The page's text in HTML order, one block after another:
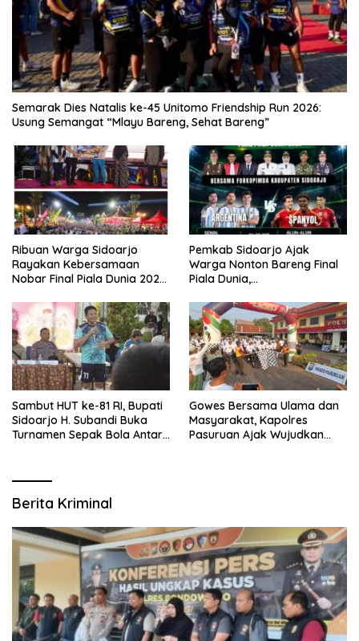
Semarak Dies Natalis ke-45 Unitomo Friendship Run 2026:
Usung Semangat “Mlayu Bareng, Sehat Bareng”
Ribuan Warga Sidoarjo
Rayakan Kebersamaan
Nobar Final Piala Dunia 2026
Forkopimda
Pemkab Sidoarjo Ajak
Warga Nonton Bareng Final
Piala Dunia,
Sambut HUT ke-81 RI, Bupati
Sidoarjo H. Subandi Buka
Turnamen Sepak Bola Antar
Gowes Bersama Ulama dan
Masyarakat, Kapolres
Pasuruan Ajak Wujudkan
Berita Kriminal